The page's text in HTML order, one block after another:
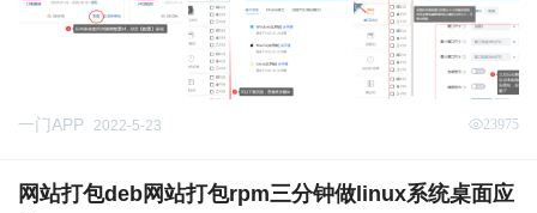
一门APP 2022-5-23 23975
网站打包deb网站打包rpm三分钟做linux系统桌面应